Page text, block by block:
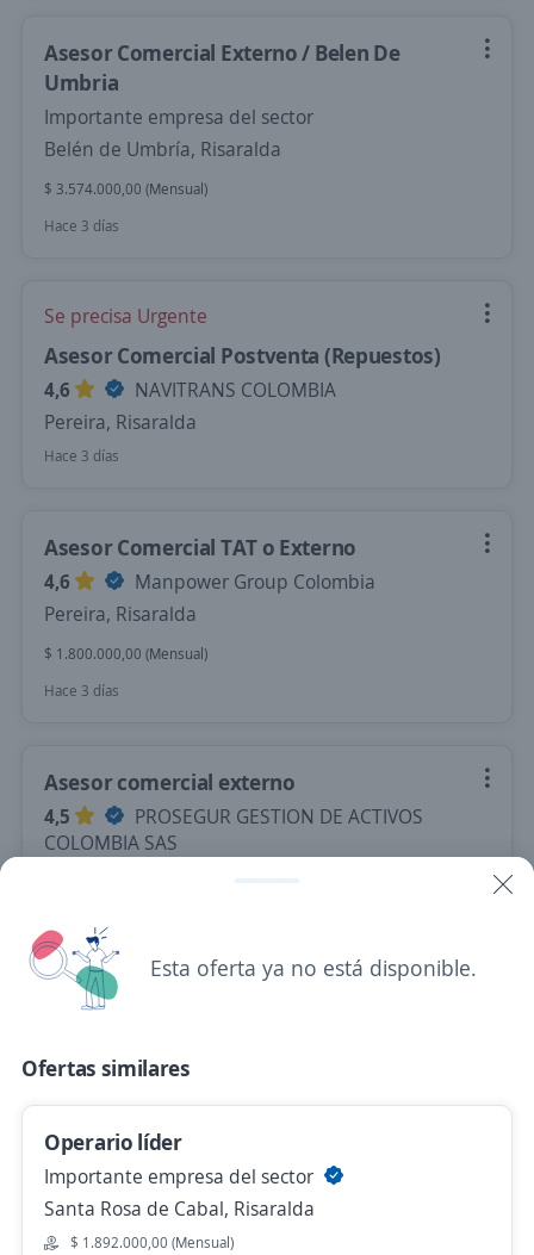
Asesor Comercial Externo / Belen De
Umbria
Importante empresa del sector
Belén de Umbría, Risaralda
$ 3.574.000,00 (Mensual)
Hace 3 días
Se precisa Urgente
Asesor Comercial Postventa (Repuestos)
4,6
NAVITRANS COLOMBIA
Pereira, Risaralda
Hace 3 días
Asesor Comercial TAT o Externo
4,6
Manpower Group Colombia
Pereira, Risaralda
$ 1.800.000,00 (Mensual)
Hace 3 días
Asesor comercial externo
4,5
PROSEGUR GESTION DE ACTIVOS
COLOMBIA SAS
Hace 3 días
Agencia de Empleo Comfamiliar Risaralda
Pereira, Risaralda
$ 1.750.905,00 (Mensual)
Hace 5 días
Esta oferta ya no está disponible.
Ofertas similares
Operario líder
Importante empresa del sector
Santa Rosa de Cabal, Risaralda
$ 1.892.000,00 (Mensual)